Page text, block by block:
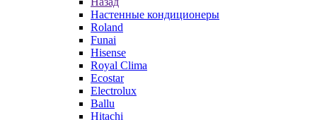
Настенные кондиционеры
Roland
Funai
Hisense
Royal Clima
Ecostar
Electrolux
Ballu
Hitachi